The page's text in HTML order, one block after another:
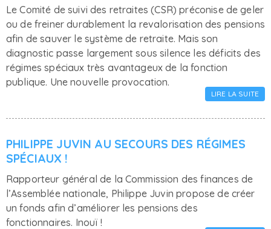
Le Comité de suivi des retraites (CSR) préconise de geler
ou de freiner durablement la revalorisation des pensions
afin de sauver le système de retraite. Mais son
diagnostic passe largement sous silence les déficits des
régimes spéciaux très avantageux de la fonction
publique. Une nouvelle provocation.
LIRE LA SUITE
PHILIPPE JUVIN AU SECOURS DES RÉGIMES
SPÉCIAUX !
Rapporteur général de la Commission des finances de
l’Assemblée nationale, Philippe Juvin propose de créer
un fonds afin d’améliorer les pensions des
fonctionnaires. Inouï !